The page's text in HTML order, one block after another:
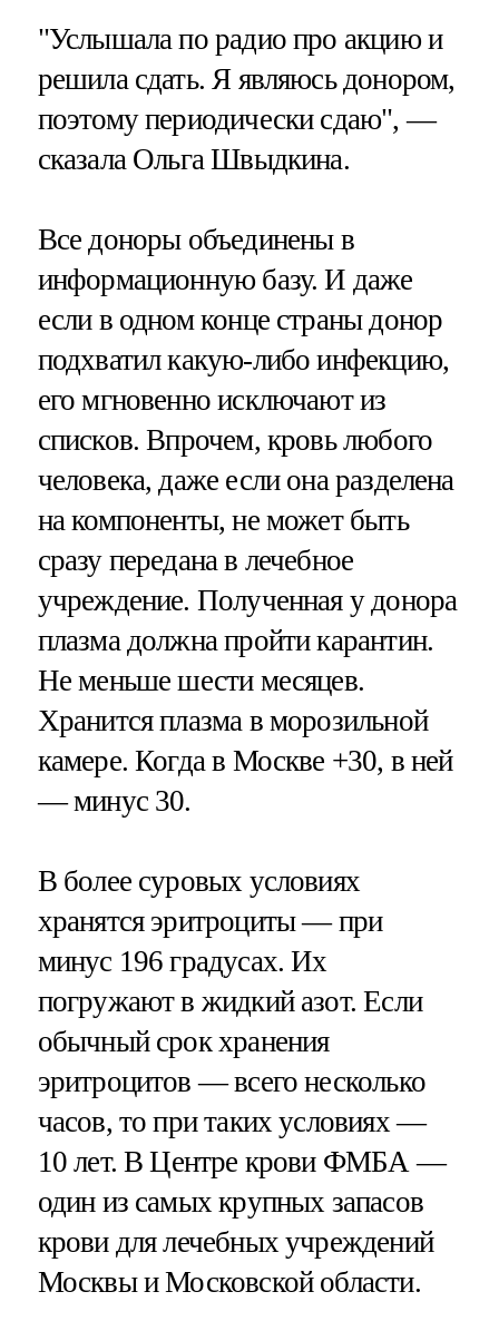
"Услышала по радио про акцию и
решила сдать. Я являюсь донором,
поэтому периодически сдаю", —
сказала Ольга Швыдкина.
Все доноры объединены в
информационную базу. И даже
если в одном конце страны донор
подхватил какую-либо инфекцию,
его мгновенно исключают из
списков. Впрочем, кровь любого
человека, даже если она разделена
на компоненты, не может быть
сразу передана в лечебное
учреждение. Полученная у донора
плазма должна пройти карантин.
Не меньше шести месяцев.
Хранится плазма в морозильной
камере. Когда в Москве +30, в ней
— минус 30.
В более суровых условиях
хранятся эритроциты — при
минус 196 градусах. Их
погружают в жидкий азот. Если
обычный срок хранения
эритроцитов — всего несколько
часов, то при таких условиях —
10 лет. В Центре крови ФМБА —
один из самых крупных запасов
крови для лечебных учреждений
Москвы и Московской области.